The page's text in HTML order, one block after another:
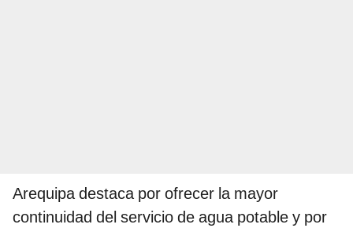
Arequipa destaca por ofrecer la mayor
continuidad del servicio de agua potable y por